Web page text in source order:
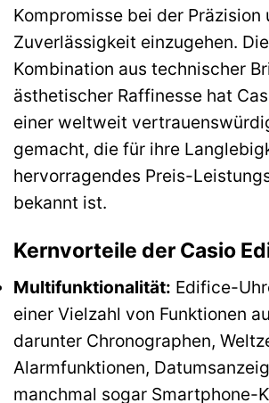
Kompromisse bei der Präzision
Zuverlässigkeit einzugehen.
Kombination aus technischer
ästhetischer Raffinesse hat
einer weltweit
gemacht, die für ihre
hervorragendes Preis-
bekannt ist.
Kernvorteile der Casio
Multifunktionalität: Edifice-
einer Vielzahl von Funktionen
darunter Chronographen,
Alarmfunktionen,
manchmal sogar Smartphone-